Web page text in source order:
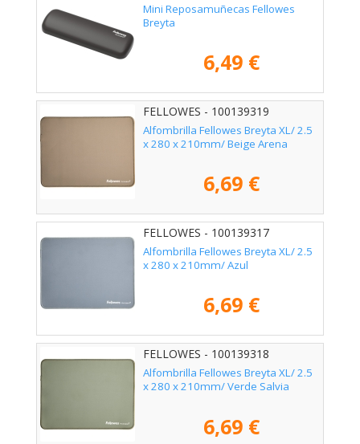
Mini Reposamuñecas Fellowes
Breyta
6,49 €
FELLOWES - 100139319
Alfombrilla Fellowes Breyta XL/ 2.5
x 280 x 210mm/ Beige Arena
6,69 €
FELLOWES - 100139317
Alfombrilla Fellowes Breyta XL/ 2.5
x 280 x 210mm/ Azul
6,69 €
FELLOWES - 100139318
Alfombrilla Fellowes Breyta XL/ 2.5
x 280 x 210mm/ Verde Salvia
6,69 €